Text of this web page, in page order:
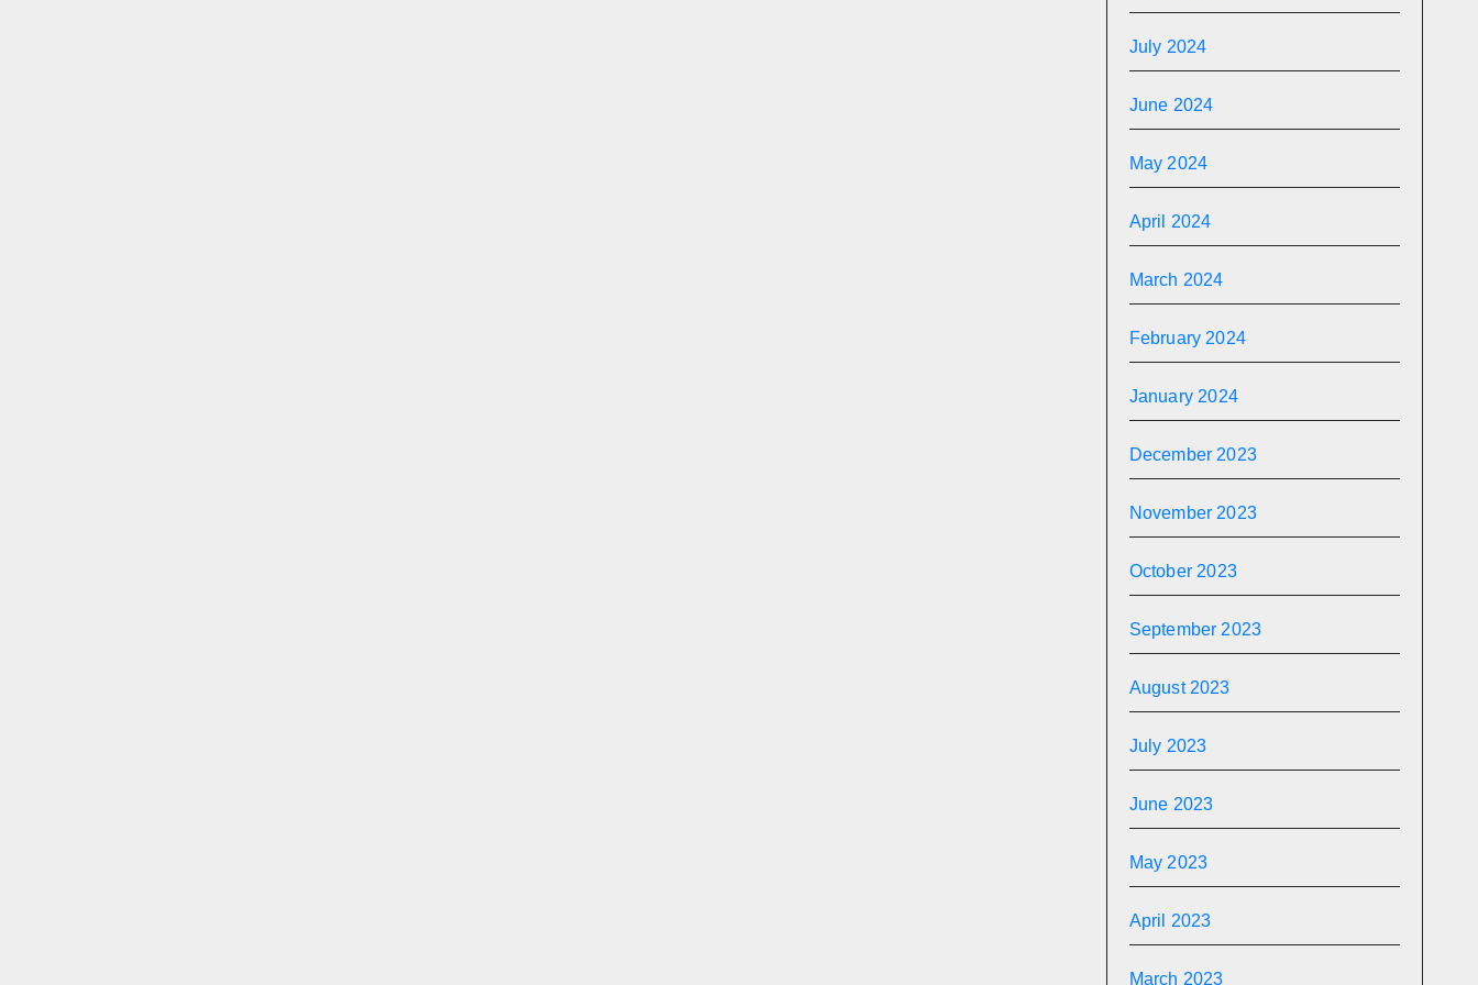
July 2024
June 2024
May 2024
April 2024
March 2024
February 2024
January 2024
December 2023
November 2023
October 2023
September 2023
August 2023
July 2023
June 2023
May 2023
April 2023
March 2023